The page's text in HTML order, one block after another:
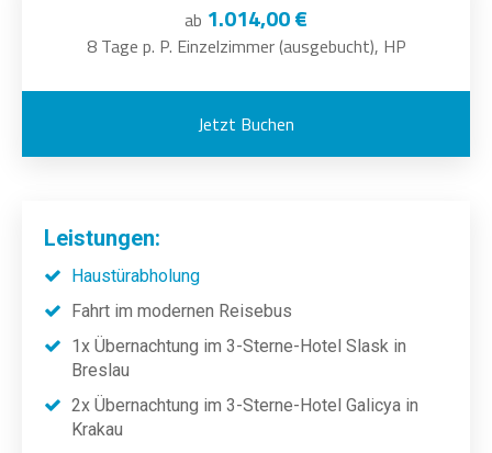
ab 1.014,00 €
8 Tage p. P. Einzelzimmer (ausgebucht), HP
Jetzt Buchen
Leistungen:
Haustürabholung
Fahrt im modernen Reisebus
1x Übernachtung im 3-Sterne-Hotel Slask in
Breslau
2x Übernachtung im 3-Sterne-Hotel Galicya in
Krakau